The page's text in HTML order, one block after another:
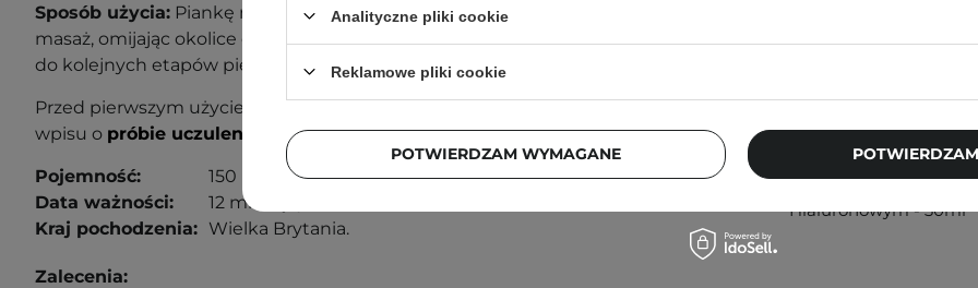
Sposób użycia: Piankę nałóż na zwilżoną skórę twarzy i wykonaj delikatny
masaż, omijając okolice oczu. Następnie spłucz kosmetyk letnią wodą i przejdź
do kolejnych etapów pielęgnacji.
Przed pierwszym użyciem wykonaj próbę uczuleniową. Zajrzyj do naszego
wpisu o próbie uczuleniowej, aby dowiedzieć się więcej.
Pojemność:
150 ml
Data ważności:
12 miesięcy od otwarcia.
Kraj pochodzenia: Wielka Brytania.
Zalecenia:
Peeling z Kwasem
Mlekowym i Kwasem
Hialuronowym - 30ml
Analityczne pliki cookie
Reklamowe pliki cookie
POTWIERDZAM WYMAGANE